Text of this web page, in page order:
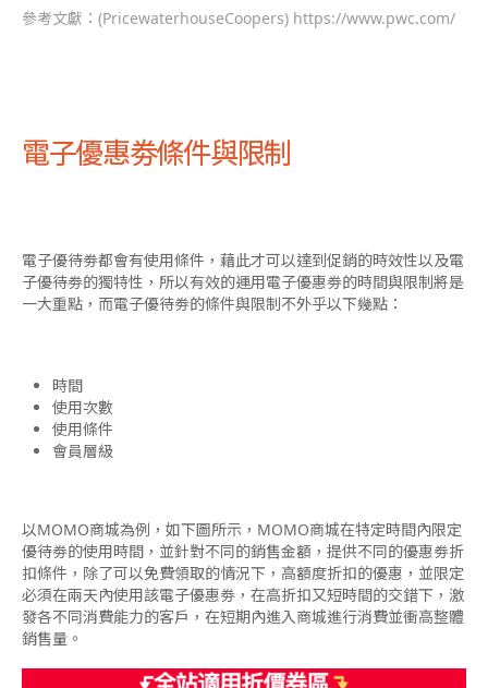
參考文獻：(PricewaterhouseCoopers) https://www.pwc.com/
電子優惠劵條件與限制
電子優待劵都會有使用條件，藉此才可以達到促銷的時效性以及電
子優待劵的獨特性，所以有效的運用電子優惠劵的時間與限制將是
一大重點，而電子優待劵的條件與限制不外乎以下幾點：
時間
使用次數
使用條件
會員層級
以MOMO商城為例，如下圖所示，MOMO商城在特定時間內限定
優待劵的使用時間，並針對不同的銷售金額，提供不同的優惠劵折
扣條件，除了可以免費領取的情況下，高額度折扣的優惠，並限定
必須在兩天內使用該電子優惠劵，在高折扣又短時間的交錯下，激
發各不同消費能力的客戶，在短期內進入商城進行消費並衝高整體
銷售量。